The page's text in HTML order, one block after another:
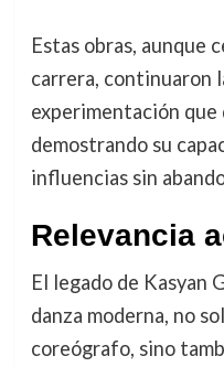
Estas obras, aunque
carrera, continuaron
experimentación que
demostrando su
influencias sin
Relevancia
El legado de Kasyan
danza moderna, no
coreógrafo, sino